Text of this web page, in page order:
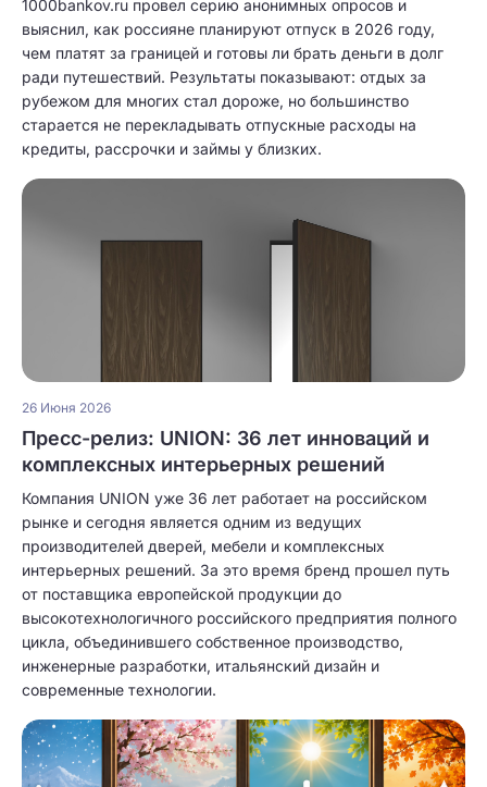
1000bankov.ru провел серию анонимных опросов и
выяснил, как россияне планируют отпуск в 2026 году,
чем платят за границей и готовы ли брать деньги в долг
ради путешествий. Результаты показывают: отдых за
рубежом для многих стал дороже, но большинство
старается не перекладывать отпускные расходы на
кредиты, рассрочки и займы у близких.
26 Июня 2026
Пресс-релиз: UNION: 36 лет инноваций и
комплексных интерьерных решений
Компания UNION уже 36 лет работает на российском
рынке и сегодня является одним из ведущих
производителей дверей, мебели и комплексных
интерьерных решений. За это время бренд прошел путь
от поставщика европейской продукции до
высокотехнологичного российского предприятия полного
цикла, объединившего собственное производство,
инженерные разработки, итальянский дизайн и
современные технологии.